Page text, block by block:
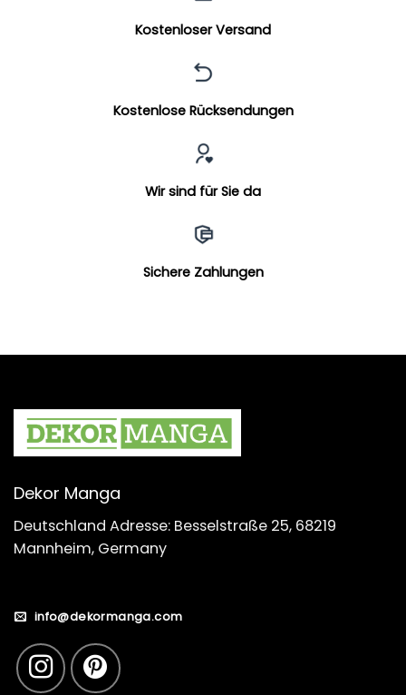
Kostenloser Versand
Kostenlose Rücksendungen
Wir sind für Sie da
Sichere Zahlungen
Dekor Manga
Deutschland Adresse: Besselstraße 25, 68219
Mannheim, Germany
info@dekormanga.com